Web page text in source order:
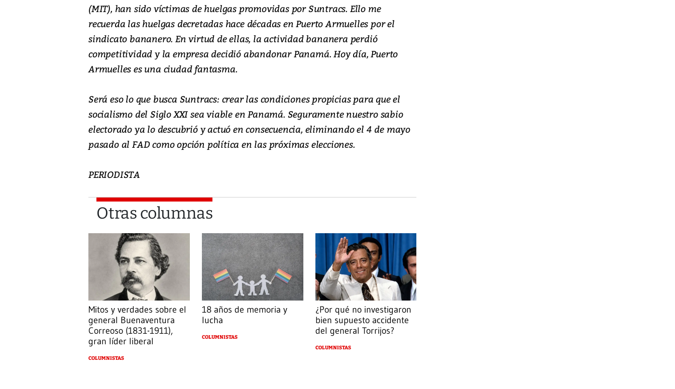
(MIT), han sido víctimas de huelgas promovidas por Suntracs. Ello me
recuerda las huelgas decretadas hace décadas en Puerto Armuelles por el
sindicato bananero. En virtud de ellas, la actividad bananera perdió
competitividad y la empresa decidió abandonar Panamá. Hoy día, Puerto
Armuelles es una ciudad fantasma.
Será eso lo que busca Suntracs: crear las condiciones propicias para que el
socialismo del Siglo XXI sea viable en Panamá. Seguramente nuestro sabio
electorado ya lo descubrió y actuó en consecuencia, eliminando el 4 de mayo
pasado al FAD como opción política en las próximas elecciones.
PERIODISTA
Otras columnas
Mitos y verdades sobre el
general Buenaventura
Correoso (1831-1911),
gran líder liberal
COLUMNISTAS
18 años de memoria y
lucha
COLUMNISTAS
¿Por qué no investigaron
bien supuesto accidente
del general Torrijos?
COLUMNISTAS